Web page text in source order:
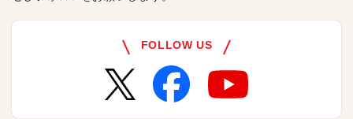
FOLLOW US